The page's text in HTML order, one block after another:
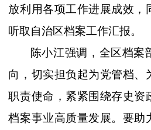
放利用各项工作进展成效，
听取自治区档案工作汇报。
陈小江强调，全区档案
向，切实担负起为党管档、
职责使命，紧紧围绕存史资
档案事业高质量发展。要助